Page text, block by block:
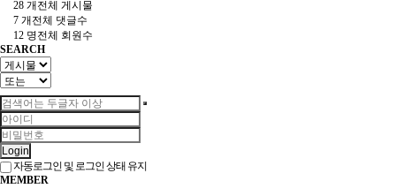
28 개 전체 게시물
7 개 전체 댓글수
12 명전체 회원수
SEARCH
Login
자동로그인 및 로그인 상태 유지
MEMBER